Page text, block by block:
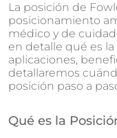
La posición de
posicionamiento
médico y de
en detalle qué es
aplicaciones,
detallaremos
posición paso a
Qué es la